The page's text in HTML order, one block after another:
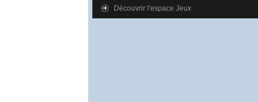
Découvrir l'espace Jeux